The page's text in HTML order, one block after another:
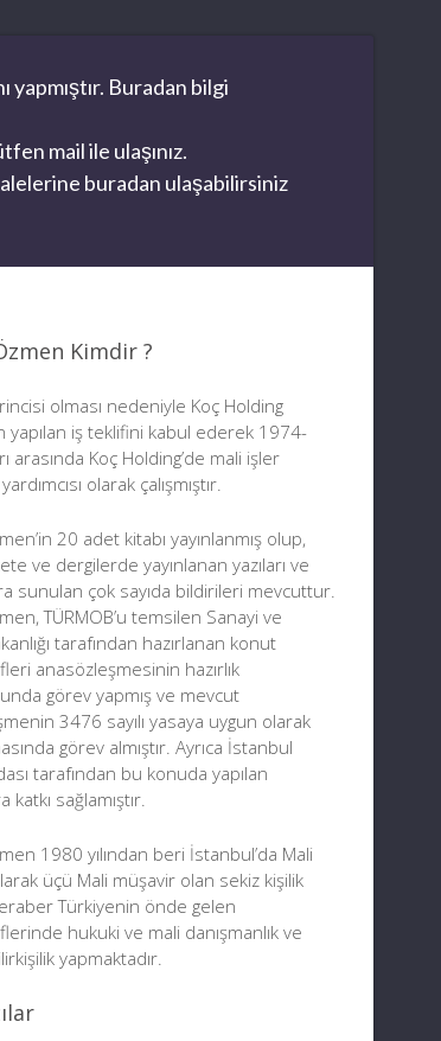
yapmıştır. Buradan bilgi
mail ile ulaşınız.
buradan ulaşabilirsiniz
Kimdir ?
olması nedeniyle Koç Holding
yapılan iş teklifini kabul ederek 1974-
arasında Koç Holding’de mali işler
olarak çalışmıştır.
20 adet kitabı yayınlanmış olup,
ve dergilerde yayınlanan yazıları ve
sunulan çok sayıda bildirileri mevcuttur.
TÜRMOB’u temsilen Sanayi ve
tarafından hazırlanan konut
anasözleşmesinin hazırlık
görev yapmış ve mevcut
3476 sayılı yasaya uygun olarak
görev almıştır. Ayrıca İstanbul
tarafından bu konuda yapılan
katkı sağlamıştır.
1980 yılından beri İstanbul’da Mali
üçü Mali müşavir olan sekiz kişilik
Türkiyenin önde gelen
hukuki ve mali danışmanlık ve
yapmaktadır.